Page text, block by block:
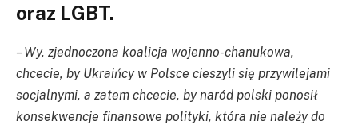
oraz LGBT.
– Wy, zjednoczona koalicja wojenno-chanukowa,
chcecie, by Ukraińcy w Polsce cieszyli się przywilejami
socjalnymi, a zatem chcecie, by naród polski ponosił
konsekwencje finansowe polityki, która nie należy do